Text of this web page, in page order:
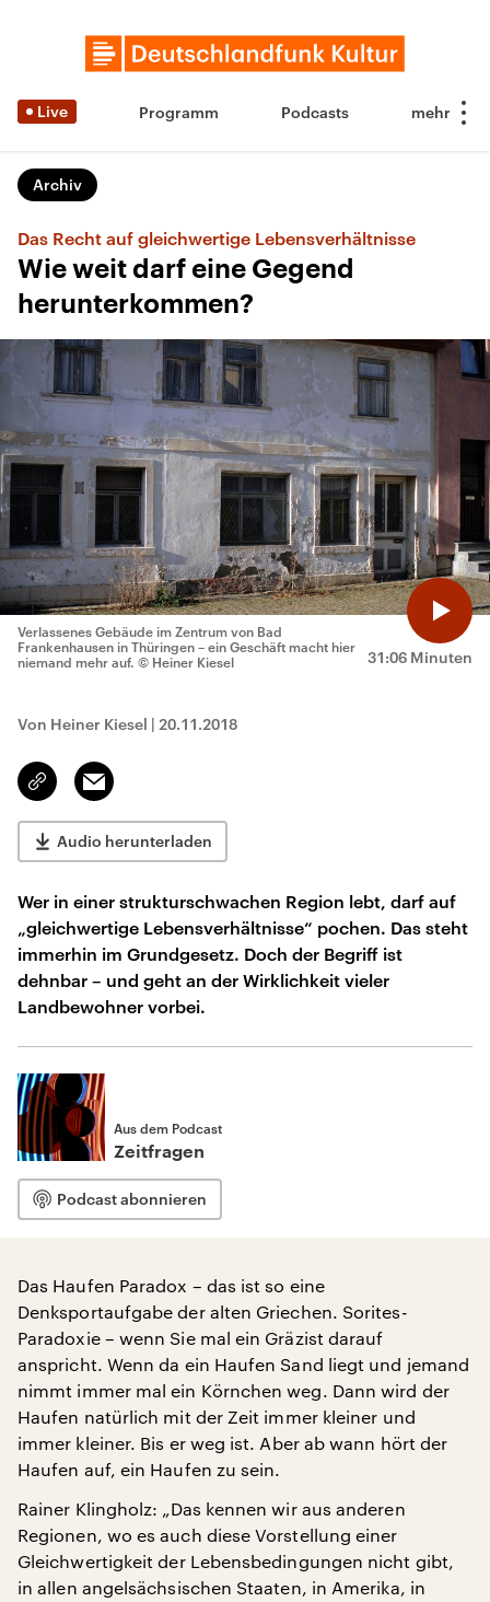
Live Programm Podcasts
Archiv
Das Recht auf gleichwertige Lebensverhältnisse
Wie weit darf eine Gegend
herunterkommen?
31:06 Minuten
Verlassenes Gebäude im Zentrum von Bad
Frankenhausen in Thüringen – ein Geschäft macht hier
niemand mehr auf. © Heiner Kiesel
Von Heiner Kiesel | 20.11.2018
Link
kopieren/teilen
Email
Audio herunterladen
Wer in einer strukturschwachen Region lebt, darf auf
„gleichwertige Lebensverhältnisse“ pochen. Das steht
immerhin im Grundgesetz. Doch der Begriff ist
dehnbar – und geht an der Wirklichkeit vieler
Landbewohner vorbei.
Aus dem Podcast
Zeitfragen
Podcast abonnieren
Das Haufen Paradox – das ist so eine
Denksportaufgabe der alten Griechen. Sorites-
Paradoxie – wenn Sie mal ein Gräzist darauf
anspricht. Wenn da ein Haufen Sand liegt und jemand
nimmt immer mal ein Körnchen weg. Dann wird der
Haufen natürlich mit der Zeit immer kleiner und
immer kleiner. Bis er weg ist. Aber ab wann hört der
Haufen auf, ein Haufen zu sein.
Rainer Klingholz: „Das kennen wir aus anderen
Regionen, wo es auch diese Vorstellung einer
Gleichwertigkeit der Lebensbedingungen nicht gibt,
in allen angelsächsischen Staaten, in Amerika, in